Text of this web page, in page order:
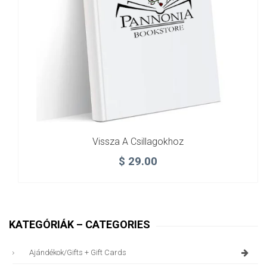
Vissza A Csillagokhoz
$ 29.00
KATEGÓRIÁK – CATEGORIES
Ajándékok/gifts + Gift Cards